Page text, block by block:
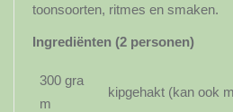
toonsoorten, ritmes en smaken.
Ingrediënten (2 personen)
300 gra
m
kipgehakt (kan ook